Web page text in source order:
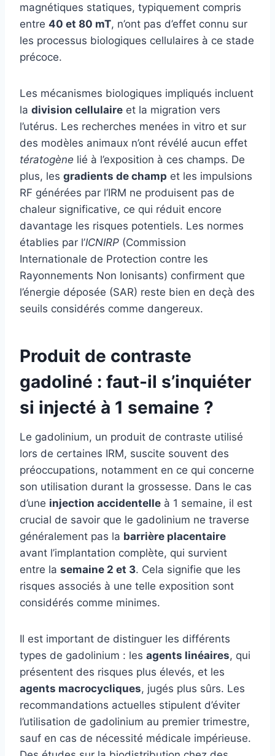
magnétiques statiques, typiquement compris
entre 40 et 80 mT, n’ont pas d’effet connu sur
les processus biologiques cellulaires à ce stade
précoce.
Les mécanismes biologiques impliqués incluent
la division cellulaire et la migration vers
l’utérus. Les recherches menées in vitro et sur
des modèles animaux n’ont révélé aucun effet
tératogène lié à l’exposition à ces champs. De
plus, les gradients de champ et les impulsions
RF générées par l’IRM ne produisent pas de
chaleur significative, ce qui réduit encore
davantage les risques potentiels. Les normes
établies par l’ICNIRP (Commission
Internationale de Protection contre les
Rayonnements Non Ionisants) confirment que
l’énergie déposée (SAR) reste bien en deçà des
seuils considérés comme dangereux.
Produit de contraste
gadoliné : faut-il s’inquiéter
si injecté à 1 semaine ?
Le gadolinium, un produit de contraste utilisé
lors de certaines IRM, suscite souvent des
préoccupations, notamment en ce qui concerne
son utilisation durant la grossesse. Dans le cas
d’une injection accidentelle à 1 semaine, il est
crucial de savoir que le gadolinium ne traverse
généralement pas la barrière placentaire
avant l’implantation complète, qui survient
entre la semaine 2 et 3. Cela signifie que les
risques associés à une telle exposition sont
considérés comme minimes.
Il est important de distinguer les différents
types de gadolinium : les agents linéaires, qui
présentent des risques plus élevés, et les
agents macrocycliques, jugés plus sûrs. Les
recommandations actuelles stipulent d’éviter
l’utilisation de gadolinium au premier trimestre,
sauf en cas de nécessité médicale impérieuse.